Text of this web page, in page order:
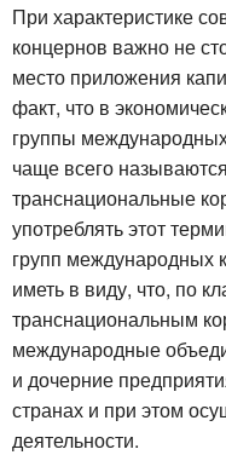
При характеристике
концернов важно не
место приложения
факт, что в
группы
чаще всего
транснациональные
употреблять этот
групп международных
иметь в виду, что, по
транснациональным
международные
и дочерние
странах и при этом
деятельности.